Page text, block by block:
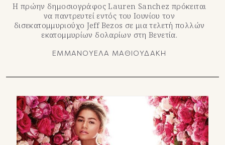
Η πρώην δημοσιογράφος Lauren Sanchez πρόκειται
να παντρευτεί εντός του Ιουνίου τον
δισεκατομμυριούχο Jeff Bezos σε μια τελετή πολλών
εκατομμυρίων δολαρίων στη Βενετία.
ΕΜΜΑΝΟΥΕΛΑ ΜΑΘΙΟΥΔΑΚΗ